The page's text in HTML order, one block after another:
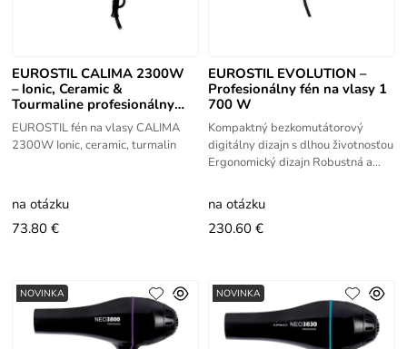
EUROSTIL CALIMA 2300W
– Ionic, Ceramic &
Tourmaline profesionálny
fén na vlasy
EUROSTIL fén na vlasy CALIMA
2300W Ionic, ceramic, turmalin
na otázku
73.80 €
EUROSTIL EVOLUTION –
Profesionálny fén na vlasy 1
700 W
Kompaktný bezkomutátorový
digitálny dizajn s dlhou životnosťou
Ergonomický dizajn Robustná a
Hmotnosť 360 g
na otázku
230.60 €
NOVINKA NOVINKA